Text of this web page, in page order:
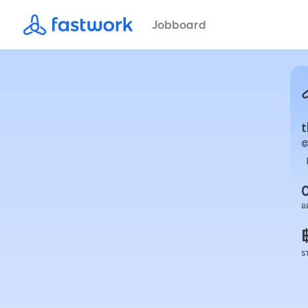
Jobboard
อ